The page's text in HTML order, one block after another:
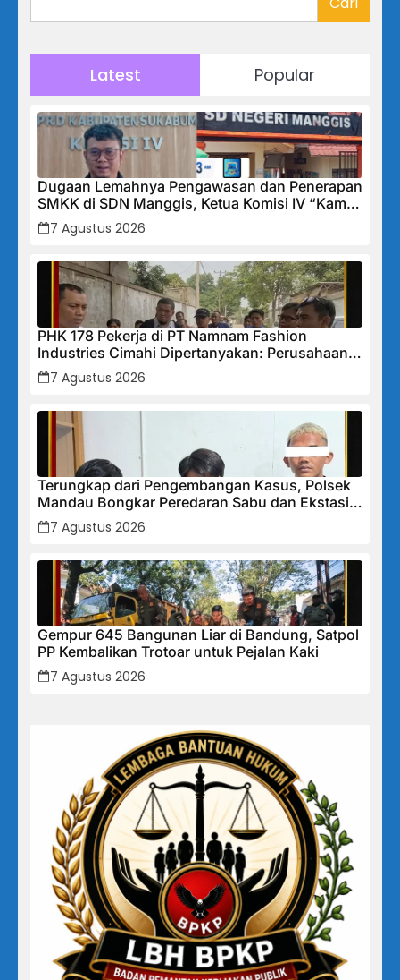
Latest Popular
Dugaan Lemahnya Pengawasan dan Penerapan
SMKK di SDN Manggis, Ketua Komisi IV “Kami
Tidak Akan Segan Menindak”
7 Agustus 2026
PHK 178 Pekerja di PT Namnam Fashion
Industries Cimahi Dipertanyakan: Perusahaan
Klaim Rugi, Laporan Keuangan Justru
Tunjukkan Penurunan Laba.
7 Agustus 2026
Terungkap dari Pengembangan Kasus, Polsek
Mandau Bongkar Peredaran Sabu dan Ekstasi
di Air Jamban, Tiga Pelaku Diamankan
7 Agustus 2026
Gempur 645 Bangunan Liar di Bandung, Satpol
PP Kembalikan Trotoar untuk Pejalan Kaki
7 Agustus 2026